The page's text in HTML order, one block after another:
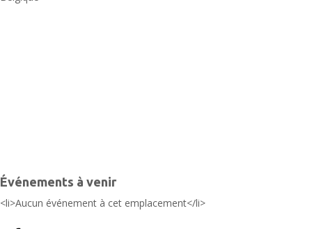
Événements à venir
<li>Aucun événement à cet emplacement</li>